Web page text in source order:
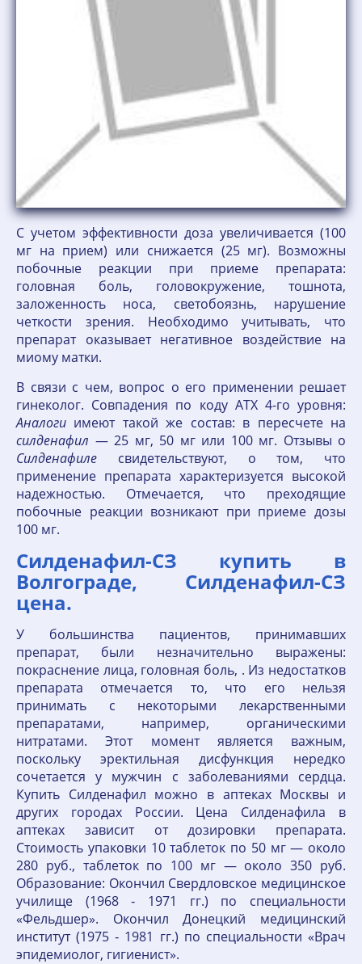
С учетом эффективности доза увеличивается (100
мг на прием) или снижается (25 мг). Возможны
побочные реакции при приеме препарата:
головная боль, головокружение, тошнота,
заложенность носа, светобоязнь, нарушение
четкости зрения. Необходимо учитывать, что
препарат оказывает негативное воздействие на
миому матки.
В связи с чем, вопрос о его применении решает
гинеколог. Совпадения по коду АТХ 4-го уровня:
Аналоги имеют такой же состав: в пересчете на
силденафил — 25 мг, 50 мг или 100 мг. Отзывы о
Силденафиле свидетельствуют, о том, что
применение препарата характеризуется высокой
надежностью. Отмечается, что преходящие
побочные реакции возникают при приеме дозы
100 мг.
Силденафил-СЗ купить в
Волгограде, Силденафил-СЗ
цена.
У большинства пациентов, принимавших
препарат, были незначительно выражены:
покраснение лица, головная боль, . Из недостатков
препарата отмечается то, что его нельзя
принимать с некоторыми лекарственными
препаратами, например, органическими
нитратами. Этот момент является важным,
поскольку эректильная дисфункция нередко
сочетается у мужчин с заболеваниями сердца.
Купить Силденафил можно в аптеках Москвы и
других городах России. Цена Силденафила в
аптеках зависит от дозировки препарата.
Стоимость упаковки 10 таблеток по 50 мг — около
280 руб., таблеток по 100 мг — около 350 руб.
Образование: Окончил Свердловское медицинское
училище (1968 ‑ 1971 гг.) по специальности
«Фельдшер». Окончил Донецкий медицинский
институт (1975 ‑ 1981 гг.) по специальности «Врач
эпидемиолог, гигиенист».